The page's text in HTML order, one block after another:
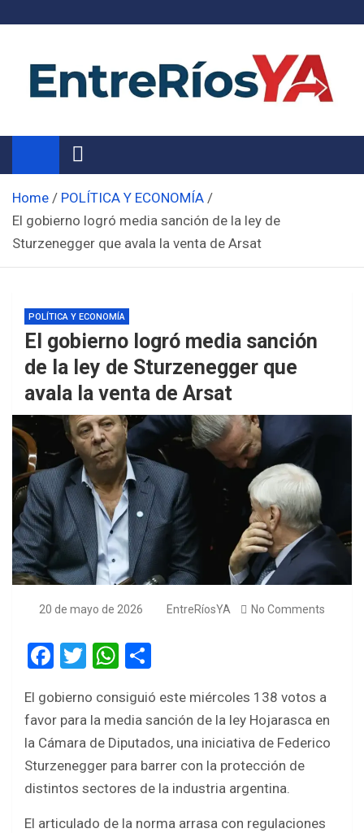
Noticias de Entre Ríos
Información de toda la provincia ahora
Home
POLÍTICA Y ECONOMÍA
El gobierno logró media sanción de la ley de
Sturzenegger que avala la venta de Arsat
POLÍTICA Y ECONOMÍA
El gobierno logró media sanción
de la ley de Sturzenegger que
avala la venta de Arsat
20 de mayo de 2026 EntreRíosYA No Comments
F
ce
b
o
o
k
T
tt
er
W
at
s
A
p
p
ar
e
El gobierno consiguió este miércoles 138 votos a
favor para la media sanción de la ley Hojarasca en
la Cámara de Diputados, una iniciativa de Federico
Sturzenegger para barrer con la protección de
distintos sectores de la industria argentina.
El articulado de la norma arrasa con regulaciones